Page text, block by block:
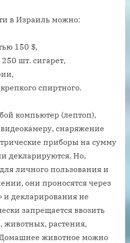
в Израиль можно:
150 $,
шт. сигарет,
спиртного.
компьютер (лептоп),
снаряжение
приборы на сумму
декларируются. Но,
личного пользования и
они проносятся через
и декларирования не
запрещается ввозить
животных, растения,
животное можно